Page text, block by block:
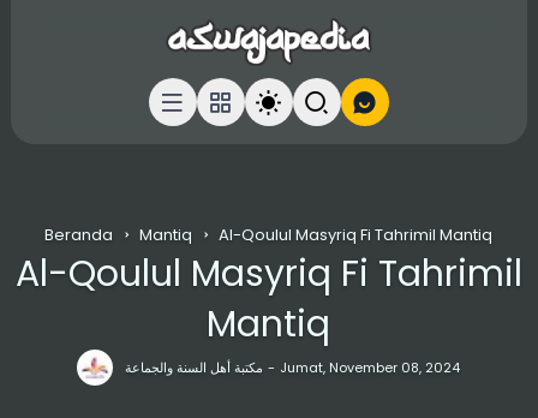
Beranda Mantiq Al-Qoulul Masyriq Fi Tahrimil Mantiq
مكتبة أهل السنة والجماعة Jumat, November 08, 2024
Al-Qoulul Masyriq Fi Tahrimil
Mantiq